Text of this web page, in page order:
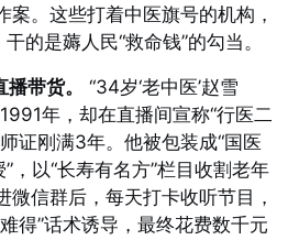
案。这些打着中医旗号的机构，
的是薅人民“救命钱”的勾当。
带货。
“34岁‘老中医’赵雪
年，却在直播间宣称“行医二
证刚满3年。他被包装成“国医
，以“长寿有名方”栏目收割老年
微信群后，每天打卡收听节目，
得”话术诱导，最终花费数千元